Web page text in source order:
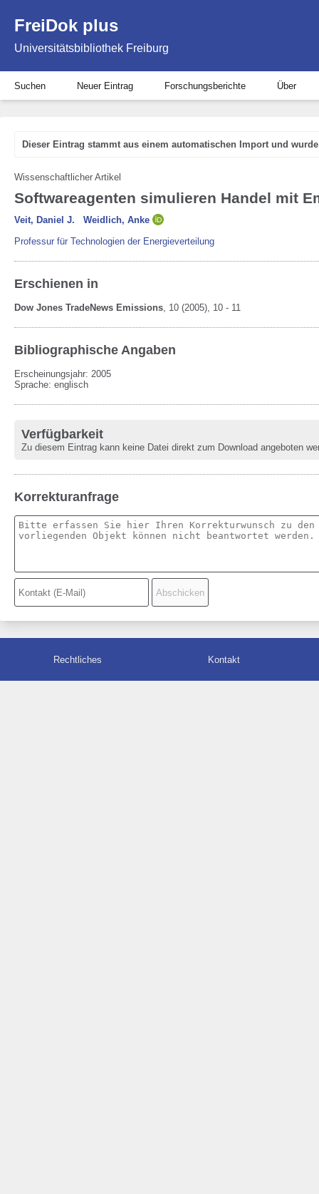
FreiDok plus
Universitätsbibliothek Freiburg
Suchen Neuer Eintrag Forschungsberichte Über
Dieser Eintrag stammt aus einem automatischen Import und
Wissenschaftlicher Artikel
Softwareagenten simulieren Handel mit
Veit, Daniel J. Weidlich, Anke
Professur für Technologien der Energieverteilung
Erschienen in
Dow Jones TradeNews Emissions, 10 (2005), 10 - 11
Bibliographische Angaben
Erscheinungsjahr: 2005
Sprache: englisch
Verfügbarkeit
Zu diesem Eintrag kann keine Datei direkt zum Download angeboten
Korrekturanfrage
Rechtliches Kontakt